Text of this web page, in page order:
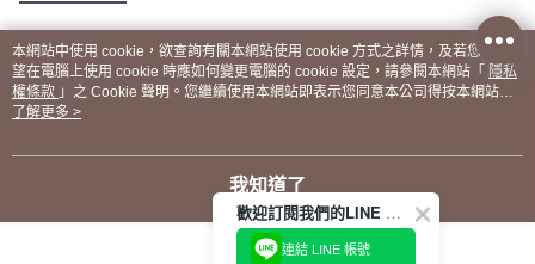
熱門標籤
本網站中使用 cookie，欲查詢有關本網站使用 cookie 方式之詳情，及若您不希
望在電腦上使用 cookie 時應如何變更電腦的 cookie 設定，請參閱本網站「 隱私
權條款 」之 Cookie 聲明。您繼續使用本網站即表示您同意本公司得按本網站使
用條款之 Cookie 聲明使用 cookie。
了解更多 >
我知道了
歡迎訂閱我們的LINE 官方帳號
連結 LINE 帳號